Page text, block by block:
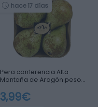
hace 17 días
Pera conferencia Alta
Montaña de Aragón peso
3,99€